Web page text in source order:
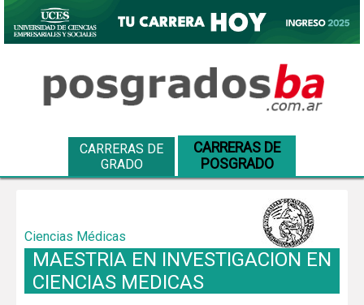
CARRERAS DE
GRADO
CARRERAS DE
POSGRADO
Ciencias Médicas
MAESTRIA EN INVESTIGACION EN
CIENCIAS MEDICAS